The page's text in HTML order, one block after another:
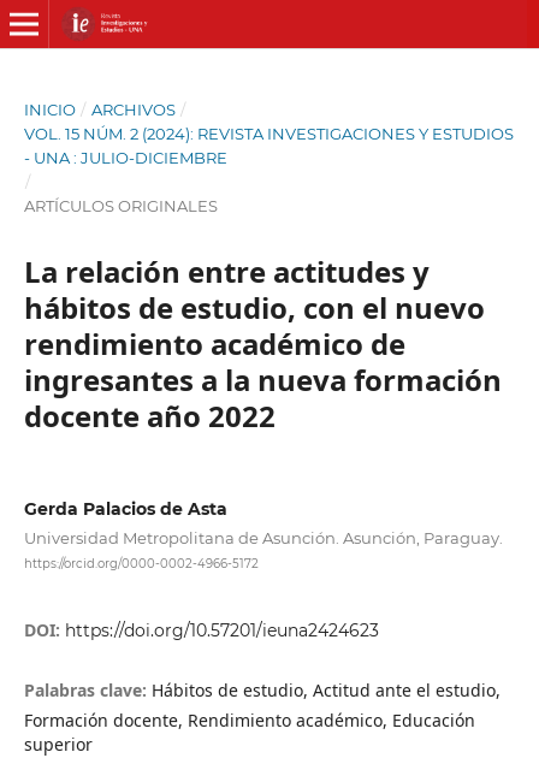
INICIO / ARCHIVOS /
VOL. 15 NÚM. 2 (2024): REVISTA INVESTIGACIONES Y ESTUDIOS
- UNA : JULIO-DICIEMBRE
/
ARTÍCULOS ORIGINALES
La relación entre actitudes y
hábitos de estudio, con el nuevo
rendimiento académico de
ingresantes a la nueva formación
docente año 2022
Gerda Palacios de Asta
Universidad Metropolitana de Asunción. Asunción, Paraguay.
https://orcid.org/0000-0002-4966-5172
DOI: https://doi.org/10.57201/ieuna2424623
Palabras clave: Hábitos de estudio, Actitud ante el estudio,
Formación docente, Rendimiento académico, Educación
superior